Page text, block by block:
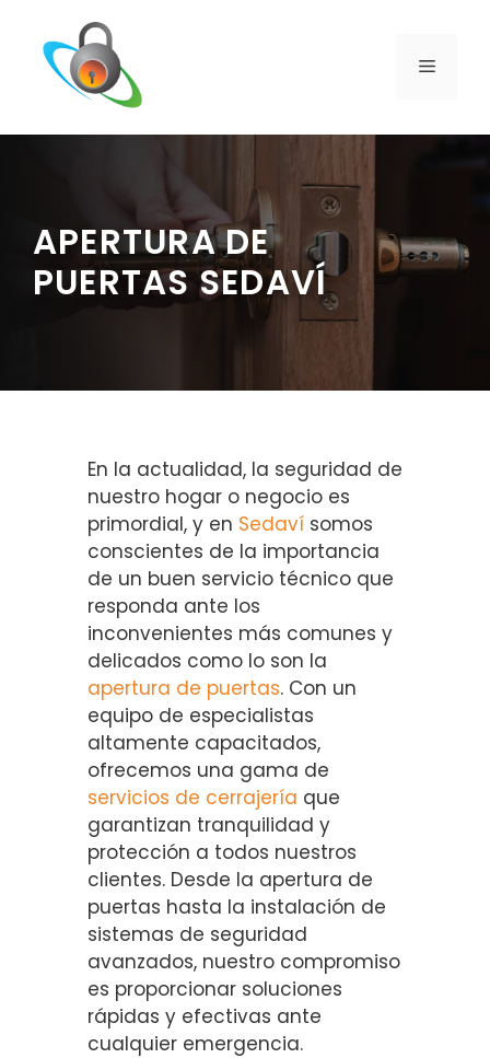
contenido
MENÚ
APERTURA DE
PUERTAS SEDAVÍ
En la actualidad, la seguridad de
nuestro hogar o negocio es
primordial, y en Sedaví somos
conscientes de la importancia
de un buen servicio técnico que
responda ante los
inconvenientes más comunes y
delicados como lo son la
apertura de puertas. Con un
equipo de especialistas
altamente capacitados,
ofrecemos una gama de
servicios de cerrajería que
garantizan tranquilidad y
protección a todos nuestros
clientes. Desde la apertura de
puertas hasta la instalación de
sistemas de seguridad
avanzados, nuestro compromiso
es proporcionar soluciones
rápidas y efectivas ante
cualquier emergencia.